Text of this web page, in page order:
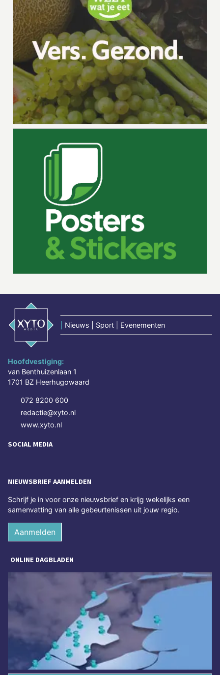
Nieuws | Sport | Evenementen
Hoofdvestiging:
van Benthuizenlaan 1
1701 BZ Heerhugowaard
072 8200 600
redactie@xyto.nl
www.xyto.nl
SOCIAL MEDIA
NIEUWSBRIEF AANMELDEN
Schrijf je in voor onze nieuwsbrief en krijg wekelijks een
samenvatting van alle gebeurtenissen uit jouw regio.
Aanmelden
ONLINE DAGBLADEN